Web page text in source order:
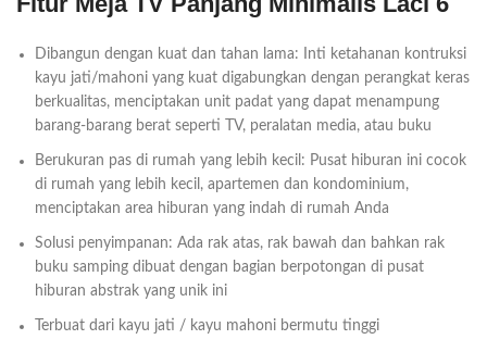
Dibangun dengan kuat dan tahan lama: Inti ketahanan kontruksi
kayu jati/mahoni yang kuat digabungkan dengan perangkat keras
berkualitas, menciptakan unit padat yang dapat menampung
barang-barang berat seperti TV, peralatan media, atau buku
Berukuran pas di rumah yang lebih kecil: Pusat hiburan ini cocok
di rumah yang lebih kecil, apartemen dan kondominium,
menciptakan area hiburan yang indah di rumah Anda
Solusi penyimpanan: Ada rak atas, rak bawah dan bahkan rak
buku samping dibuat dengan bagian berpotongan di pusat
hiburan abstrak yang unik ini
Terbuat dari kayu jati / kayu mahoni bermutu tinggi